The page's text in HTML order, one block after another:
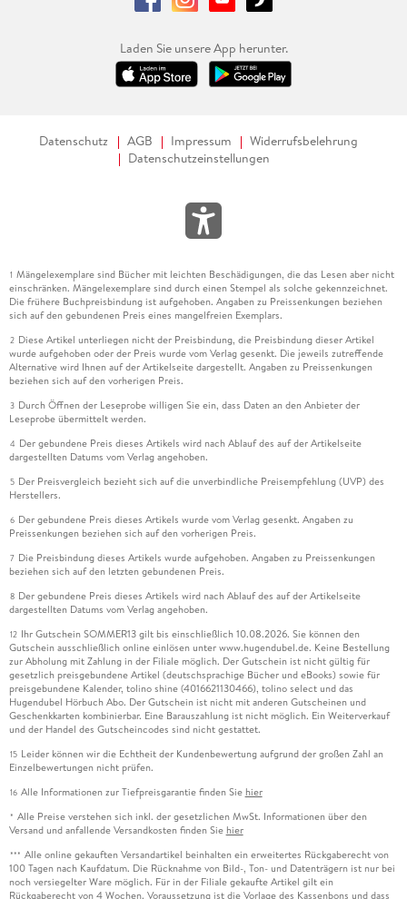
Laden Sie unsere App herunter.
Datenschutz AGB Impressum
Widerrufsbelehrung
Datenschutzeinstellungen
1 Mängelexemplare sind Bücher mit leichten Beschädigungen, die das Lesen aber nicht
einschränken. Mängelexemplare sind durch einen Stempel als solche gekennzeichnet.
Die frühere Buchpreisbindung ist aufgehoben. Angaben zu Preissenkungen beziehen
sich auf den gebundenen Preis eines mangelfreien Exemplars.
2 Diese Artikel unterliegen nicht der Preisbindung, die Preisbindung dieser Artikel
wurde aufgehoben oder der Preis wurde vom Verlag gesenkt. Die jeweils zutreffende
Alternative wird Ihnen auf der Artikelseite dargestellt. Angaben zu Preissenkungen
beziehen sich auf den vorherigen Preis.
3 Durch Öffnen der Leseprobe willigen Sie ein, dass Daten an den Anbieter der
Leseprobe übermittelt werden.
4 Der gebundene Preis dieses Artikels wird nach Ablauf des auf der Artikelseite
dargestellten Datums vom Verlag angehoben.
5 Der Preisvergleich bezieht sich auf die unverbindliche Preisempfehlung (UVP) des
Herstellers.
6 Der gebundene Preis dieses Artikels wurde vom Verlag gesenkt. Angaben zu
Preissenkungen beziehen sich auf den vorherigen Preis.
7 Die Preisbindung dieses Artikels wurde aufgehoben. Angaben zu Preissenkungen
beziehen sich auf den letzten gebundenen Preis.
8 Der gebundene Preis dieses Artikels wird nach Ablauf des auf der Artikelseite
dargestellten Datums vom Verlag angehoben.
12 Ihr Gutschein SOMMER13 gilt bis einschließlich 10.08.2026. Sie können den
Gutschein ausschließlich online einlösen unter www.hugendubel.de. Keine Bestellung
zur Abholung mit Zahlung in der Filiale möglich. Der Gutschein ist nicht gültig für
gesetzlich preisgebundene Artikel (deutschsprachige Bücher und eBooks) sowie für
preisgebundene Kalender, tolino shine (4016621130466), tolino select und das
Hugendubel Hörbuch Abo. Der Gutschein ist nicht mit anderen Gutscheinen und
Geschenkkarten kombinierbar. Eine Barauszahlung ist nicht möglich. Ein Weiterverkauf
und der Handel des Gutscheincodes sind nicht gestattet.
15 Leider können wir die Echtheit der Kundenbewertung aufgrund der großen Zahl an
Einzelbewertungen nicht prüfen.
16 Alle Informationen zur Tiefpreisgarantie finden Sie hier
* Alle Preise verstehen sich inkl. der gesetzlichen MwSt. Informationen über den
Versand und anfallende Versandkosten finden Sie hier
*** Alle online gekauften Versandartikel beinhalten ein erweitertes Rückgaberecht von
100 Tagen nach Kaufdatum. Die Rücknahme von Bild-, Ton- und Datenträgern ist nur bei
noch versiegelter Ware möglich. Für in der Filiale gekaufte Artikel gilt ein
Rückgaberecht von 4 Wochen. Voraussetzung ist die Vorlage des Kassenbons und dass